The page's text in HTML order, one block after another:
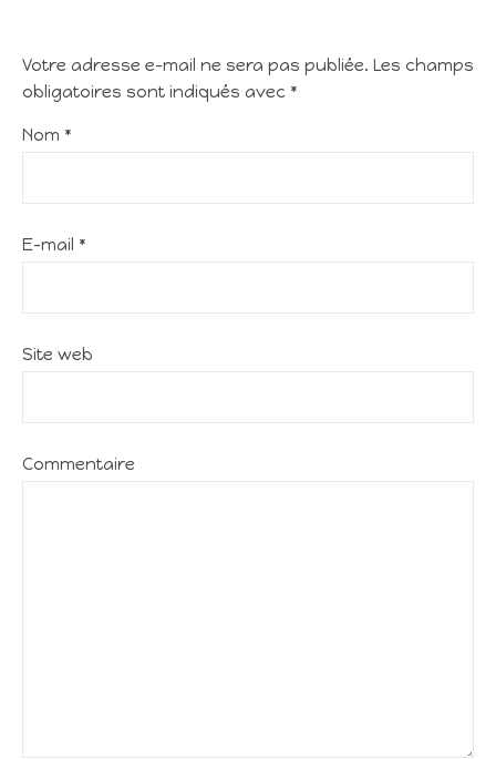
Votre adresse e-mail ne sera pas publiée. Les champs
obligatoires sont indiqués avec *
Nom *
E-mail *
Site web
Commentaire